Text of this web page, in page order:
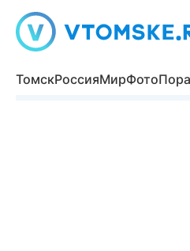
ТомскРоссияМирФото